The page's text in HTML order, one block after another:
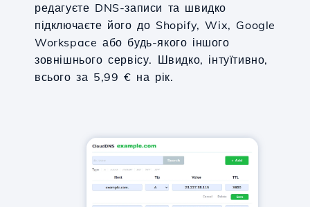
редагуєте DNS-записи та швидко
підключаєте його до Shopify, Wix, Google
Workspace або будь-якого іншого
зовнішнього сервісу. Швидко, інтуїтивно,
всього за 5,99 € на рік.